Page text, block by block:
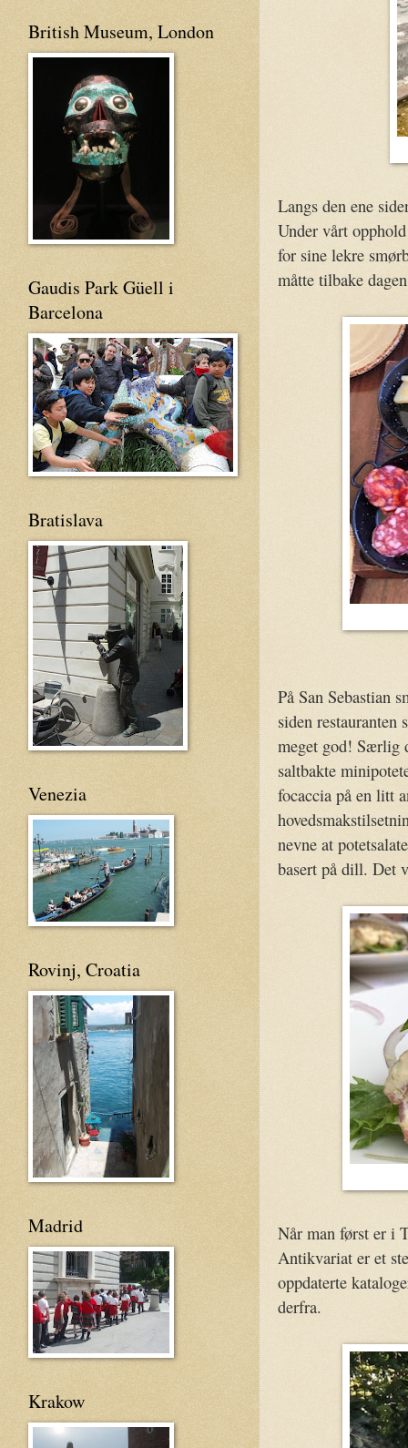
Langs den ene
Under vårt
for sine lekre
måtte tilbake
På San Sebastian
siden restauranten
meget god! Særlig
saltbakte
focaccia på en litt
nevne at
basert på dill. Det
Når man først er i
Antikvariat er et
oppdaterte
derfra.
British Museum, London
Gaudis Park Güell i
Barcelona
Bratislava
Venezia
Rovinj, Croatia
Madrid
Krakow